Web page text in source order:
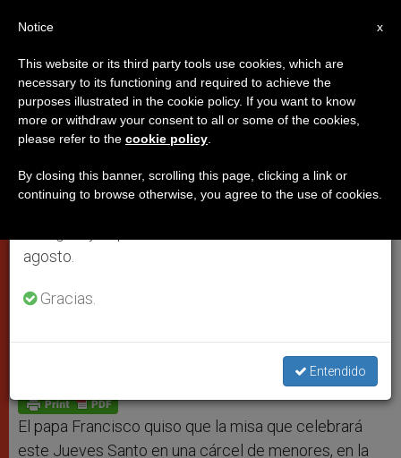
El papa celebrará una misa
sencilla en la cárcel de menores
de los pies lo vivirán todos
MARZO 27, 2013 00:00
a
p
p
s
g
e
r
c
o
k
i
r
a
El papa Francisco quiso que la misa que celebrará
este Jueves Santo en una cárcel de menores, en la
×
Aviso importante
Del 27 de julio al 7 de agosto haremos la pausa
anual, aprovechando que en el periodo de verano
se generan menos informaciones y también el
agosto.
Gracias.
Entendido
x
Notice
This website or its third party tools use cookies, which are
necessary to its functioning and required to achieve the
purposes illustrated in the cookie policy. If you want to know
more or withdraw your consent to all or some of the cookies,
please refer to the cookie policy
By closing this banner, scrolling this page, clicking a link or
continuing to browse otherwise, you agree to the use of cookies.